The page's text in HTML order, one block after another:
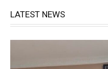
LATEST NEWS